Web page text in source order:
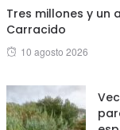
Tres millones y un
Carracido
Posted
10 agosto 2026